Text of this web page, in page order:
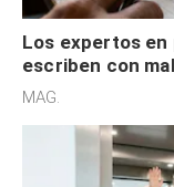
Los expertos
escriben con
acelerado y no
MAG.